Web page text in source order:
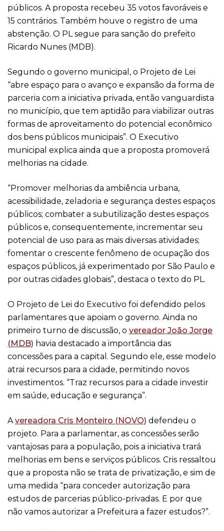
públicos. A proposta recebeu 35 votos favoráveis e
15 contrários. Também houve o registro de uma
abstenção. O PL segue para sanção do prefeito
Ricardo Nunes (MDB).
Segundo o governo municipal, o Projeto de Lei
“abre espaço para o avanço e expansão da forma de
parceria com a iniciativa privada, então vanguardista
no município, que tem aptidão para viabilizar outras
formas de aproveitamento do potencial econômico
dos bens públicos municipais”. O Executivo
municipal explica ainda que a proposta promoverá
melhorias na cidade.
“Promover melhorias da ambiência urbana,
acessibilidade, zeladoria e segurança destes espaços
públicos; combater a subutilização destes espaços
públicos e, consequentemente, incrementar seu
potencial de uso para as mais diversas atividades;
fomentar o crescente fenômeno de ocupação dos
espaços públicos, já experimentado por São Paulo e
por outras cidades globais”, destaca o texto do PL.
O Projeto de Lei do Executivo foi defendido pelos
parlamentares que apoiam o governo. Ainda no
primeiro turno de discussão, o vereador João Jorge
(MDB) havia destacado a importância das
concessões para a capital. Segundo ele, esse modelo
atrai recursos para a cidade, permitindo novos
investimentos. “Traz recursos para a cidade investir
em saúde, educação e segurança”.
Avereadora Cris Monteiro (NOVO) defendeu o
projeto. Para a parlamentar, as concessões serão
vantajosas para a população, pois a iniciativa trará
melhorias em bens e serviços públicos. Cris ressaltou
que a proposta não se trata de privatização, e sim de
uma medida “para conceder autorização para
estudos de parcerias público-privadas. E por que
não vamos autorizar a Prefeitura a fazer estudos?”.